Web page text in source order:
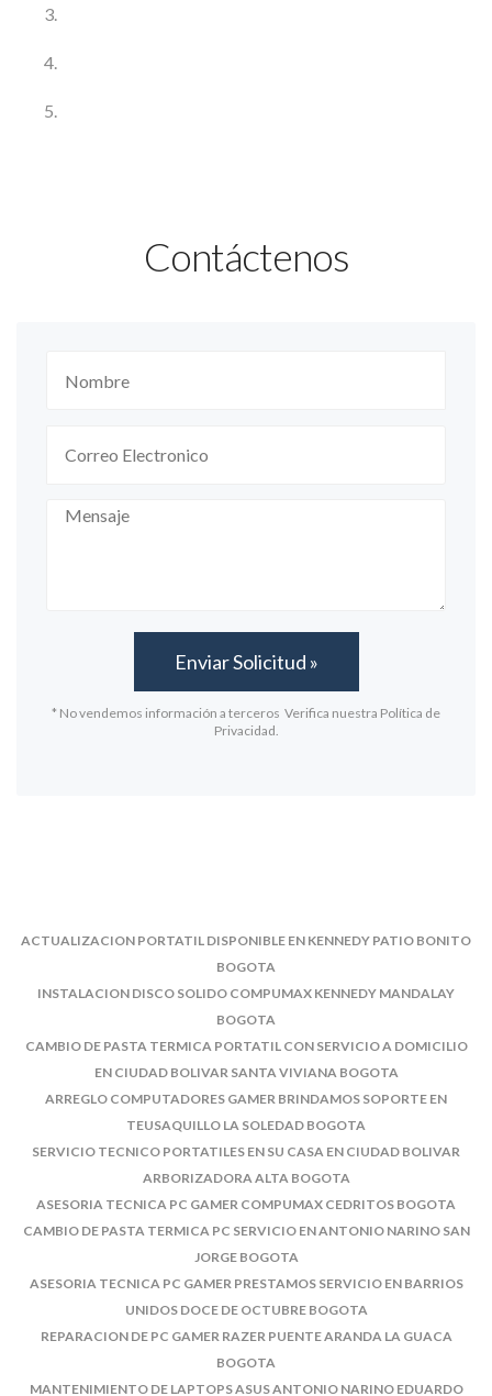
Contáctenos
* No vendemos información a terceros Verifica nuestra Política de
Privacidad.
ACTUALIZACION PORTATIL DISPONIBLE EN KENNEDY PATIO BONITO
BOGOTA
INSTALACION DISCO SOLIDO COMPUMAX KENNEDY MANDALAY
BOGOTA
CAMBIO DE PASTA TERMICA PORTATIL CON SERVICIO A DOMICILIO
EN CIUDAD BOLIVAR SANTA VIVIANA BOGOTA
ARREGLO COMPUTADORES GAMER BRINDAMOS SOPORTE EN
TEUSAQUILLO LA SOLEDAD BOGOTA
SERVICIO TECNICO PORTATILES EN SU CASA EN CIUDAD BOLIVAR
ARBORIZADORA ALTA BOGOTA
ASESORIA TECNICA PC GAMER COMPUMAX CEDRITOS BOGOTA
CAMBIO DE PASTA TERMICA PC SERVICIO EN ANTONIO NARINO SAN
JORGE BOGOTA
ASESORIA TECNICA PC GAMER PRESTAMOS SERVICIO EN BARRIOS
UNIDOS DOCE DE OCTUBRE BOGOTA
REPARACION DE PC GAMER RAZER PUENTE ARANDA LA GUACA
BOGOTA
MANTENIMIENTO DE LAPTOPS ASUS ANTONIO NARINO EDUARDO